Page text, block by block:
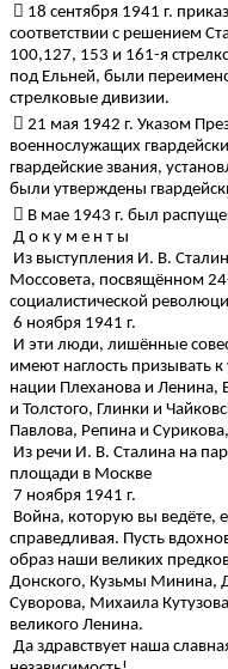
 18 сентября 1941 г.
соответствии с решением
100,127, 153 и 161-я
под Ельней, были
стрелковые дивизии.
 21 мая 1942 г. Указом
военнослужащих
гвардейские звания,
были утверждены
 В мае 1943 г. был
Д о к у м е н т ы
Из выступления И. В.
Моссовета, посвящённом
социалистической
6 ноября 1941 г.
И эти люди, лишённые
имеют наглость призывать
нации Плеханова и Ленина,
и Толстого, Глинки и
Павлова, Репина и
Из речи И. В. Сталина на
площади в Москве
7 ноября 1941 г.
Война, которую вы ведёте,
справедливая. Пусть
образ наши великих
Донского, Кузьмы Минина,
Суворова, Михаила
великого Ленина.
Да здравствует наша